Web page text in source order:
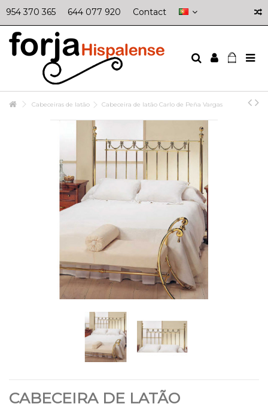
954 370 365 644 077 920 Contact
Cabeceiras de latão Cabeceira de latão Carlo de Peña Vargas
CABECEIRA DE LATÃO